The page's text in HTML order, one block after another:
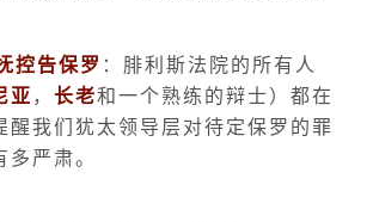
控告保罗 ：腓利斯法院的所有人
亚 ， 长老和一个熟练的辩士）都在
醒我们犹太领导层对待定保罗的罪
多严肃。